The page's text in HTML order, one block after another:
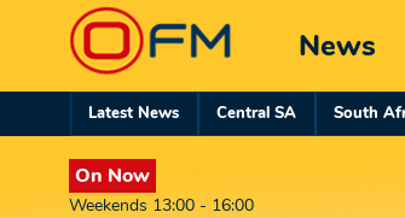
News
Latest News Central SA South
On Now
Weekends 13:00 - 16:00